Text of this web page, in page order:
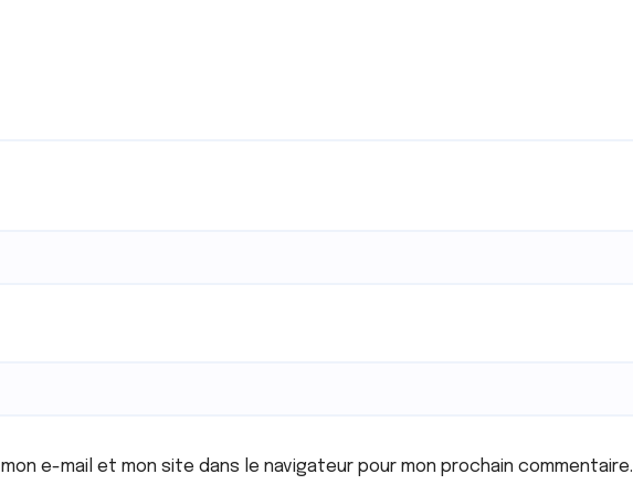
e-mail et mon site dans le navigateur pour mon prochain commentaire.